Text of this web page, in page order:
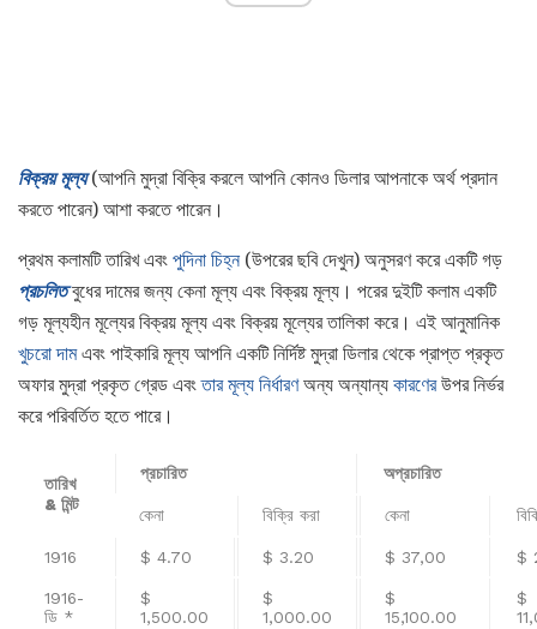
বিক্রয় মূল্য(আপনি মুদ্রা বিক্রি করলে আপনি কোনও ডিলার আপনাকে অর্থ প্রদান
করতে পারেন) আশা করতে পারেন।
প্রথম কলামটি তারিখ এবং পুদিনা চিহ্ন(উপরের ছবি দেখুন) অনুসরণ করে একটি গড়
প্রচলিতবুধের দামের জন্য কেনা মূল্য এবং বিক্রয় মূল্য। পরের দুইটি কলাম একটি
গড় মূল্যহীন মূল্যের বিক্রয় মূল্য এবং বিক্রয় মূল্যের তালিকা করে। এই আনুমানিক
খুচরো দামএবং পাইকারি মূল্য আপনি একটি নির্দিষ্ট মুদ্রা ডিলার থেকে প্রাপ্ত প্রকৃত
অফার মুদ্রা প্রকৃত গ্রেড এবংতার মূল্য নির্ধারণঅন্য অন্যান্য কারণেরউপর নির্ভর
করে পরিবর্তিত হতে পারে।
তারিখ
& মিন্ট
প্রচারিত অপ্রচারিত
কেনা বিক্রি করা কেনা
1916 $ 4.70 $ 3.20 $ 37,00 $
1916-
ডি *
$
1,500.00
$
1,000.00
$
15,100.00
$